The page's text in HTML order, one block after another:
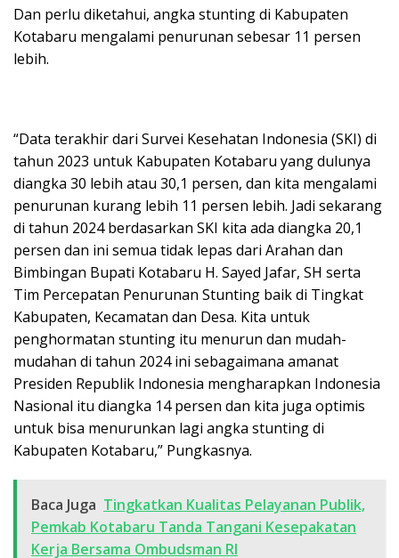
Dan perlu diketahui, angka stunting di Kabupaten
Kotabaru mengalami penurunan sebesar 11 persen
lebih.
“Data terakhir dari Survei Kesehatan Indonesia (SKI) di
tahun 2023 untuk Kabupaten Kotabaru yang dulunya
diangka 30 lebih atau 30,1 persen, dan kita mengalami
penurunan kurang lebih 11 persen lebih. Jadi sekarang
di tahun 2024 berdasarkan SKI kita ada diangka 20,1
persen dan ini semua tidak lepas dari Arahan dan
Bimbingan Bupati Kotabaru H. Sayed Jafar, SH serta
Tim Percepatan Penurunan Stunting baik di Tingkat
Kabupaten, Kecamatan dan Desa. Kita untuk
penghormatan stunting itu menurun dan mudah-
mudahan di tahun 2024 ini sebagaimana amanat
Presiden Republik Indonesia mengharapkan Indonesia
Nasional itu diangka 14 persen dan kita juga optimis
untuk bisa menurunkan lagi angka stunting di
Kabupaten Kotabaru,” Pungkasnya.
Baca Juga Tingkatkan Kualitas Pelayanan Publik,
Pemkab Kotabaru Tanda Tangani Kesepakatan
Kerja Bersama Ombudsman RI